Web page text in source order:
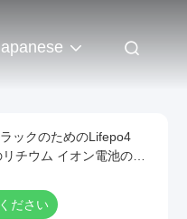
ックのためのLifepo4
チウム イオン電池のパ
ださい